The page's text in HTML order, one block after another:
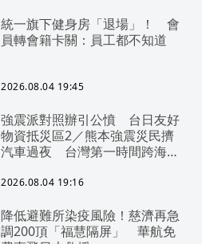
統一旗下健身房「退場」！ 會
員轉會籍卡關：員工都不知道
2026.08.04 19:45
強震派對照辦引公憤 台日友好
物資抵災區2／熊本強震災民擠
汽車過夜 台灣第一時間跨海急
2026.08.04 19:16
降低避難所染疫風險！慈濟再急
調200頂「福慧隔屏」 華航免